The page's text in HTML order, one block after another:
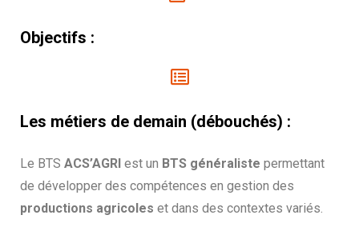
Objectifs :
Les métiers de demain (débouchés) :
Le BTS ACS’AGRI est un BTS généraliste permettant
de développer des compétences en gestion des
productions agricoles et dans des contextes variés.